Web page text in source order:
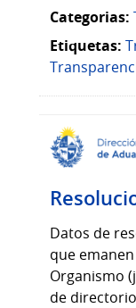
Categorias:
Etiquetas:
Datos de
que
Organismo
de